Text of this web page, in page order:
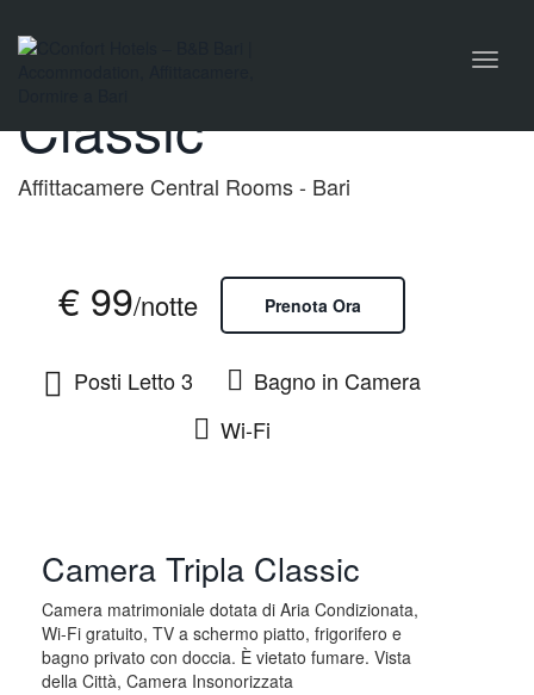
Toggle
Camera Tripla
Classic
Affittacamere Central Rooms - Bari
€ 99/notte Prenota Ora
Posti Letto 3
Bagno in Camera
Wi-Fi
Camera Tripla Classic
Camera matrimoniale dotata di Aria Condizionata,
Wi-Fi gratuito, TV a schermo piatto, frigorifero e
bagno privato con doccia. È vietato fumare. Vista
della Città, Camera Insonorizzata